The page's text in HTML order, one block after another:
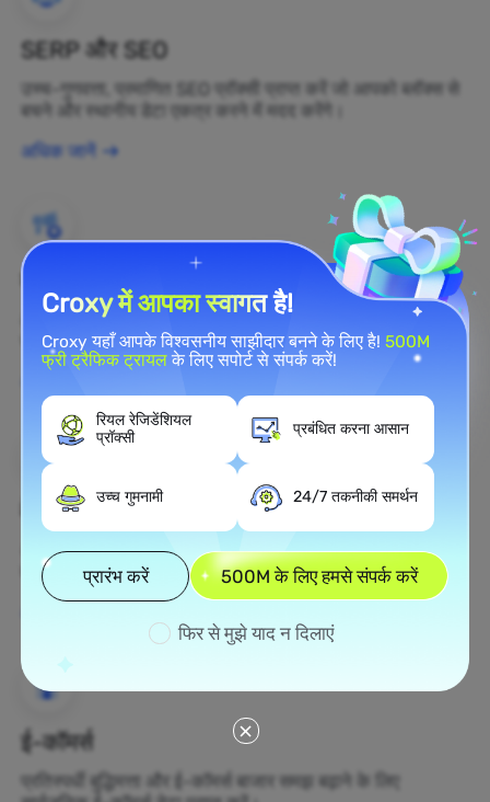
SERP और SEO
उच्च-गुणवत्ता, प्रमाणित SEO प्रॉक्सी प्राप्त करें जो आपको ब्लॉक्स से
बचने और स्थानीय डेटा एकत्र करने में मदद करेंगे।
अधिक जानें
आप रेजिडेंशियल प्रॉक्सी का उपयोग करके अपनी ब्रांड की सार्वजनिक
राय को वास्तविक समय में वेब पर निगरानी कर सकते हैं।
वेब स्क्रैपिंग
अज्ञात डेटा संपत्तियों को एकत्र करें और उन्हें लाभकारी व्यापार निर्णयों में
बदलें।
ई-कॉमर्स
प्रतिस्पर्धी बुद्धिमत्ता और ई-कॉमर्स बाजार समझ बढ़ाने के लिए
Croxy में आपका स्वागत है!
Croxy यहाँ आपके विश्वसनीय साझीदार बनने के लिए है!500M
फ्री ट्रैफिक ट्रायल के लिए सपोर्ट से संपर्क करें!
रियल रेजिडेंशियल
प्रॉक्सी
प्रबंधित करना आसान
उच्च गुमनामी 24/7 तकनीकी समर्थन
प्रारंभ करें 500M के लिए हमसे संपर्क करें
फिर से मुझे याद न दिलाएं